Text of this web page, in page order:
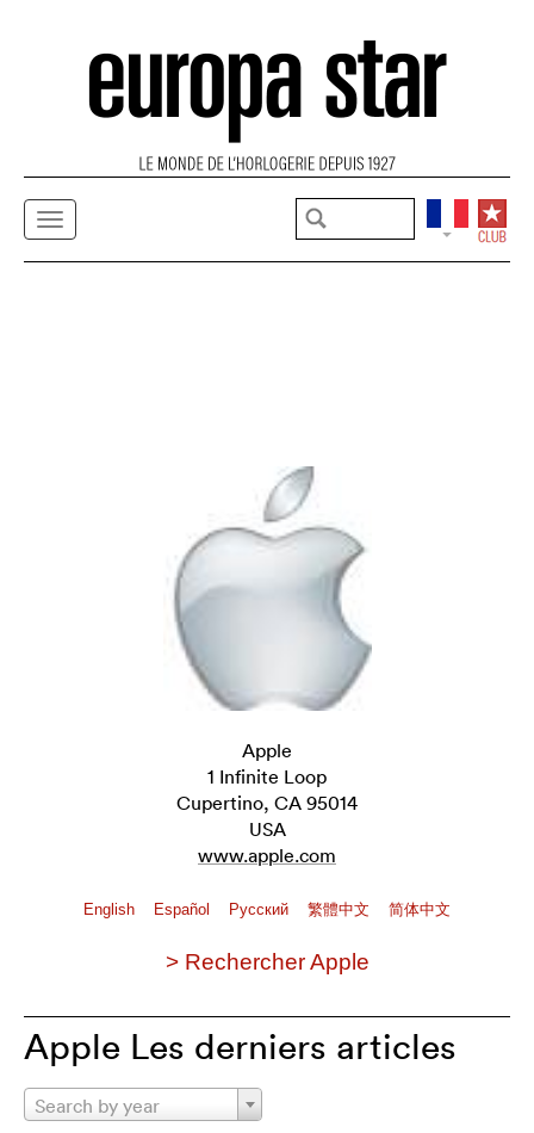
Apple
1 Infinite Loop
Cupertino, CA 95014
USA
www.apple.com
English Español Pусский 繁體中文 简体中文
> Rechercher Apple
Apple Les derniers articles
Search by year